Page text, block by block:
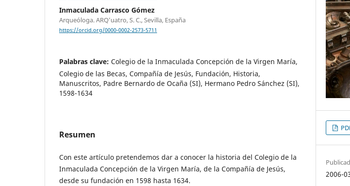
Inmaculada Carrasco Gómez
Arqueóloga. ARQ’uatro, S. C., Sevilla, España
https://orcid.org/0000-0002-2573-5711
Palabras clave: Colegio de la Inmaculada Concepción de la Virgen María,
Colegio de las Becas, Compañía de Jesús, Fundación, Historia,
Manuscritos, Padre Bernardo de Ocaña (SI), Hermano Pedro Sánchez (SI),
1598-1634
Resumen
Con este artículo pretendemos dar a conocer la historia del Colegio de la
Inmaculada Concepción de la Virgen María, de la Compañía de Jesús,
desde su fundación en 1598 hasta 1634.
2006-